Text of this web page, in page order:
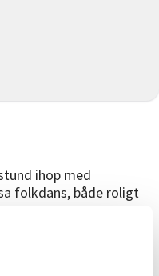
ihop med
folkdans, både roligt